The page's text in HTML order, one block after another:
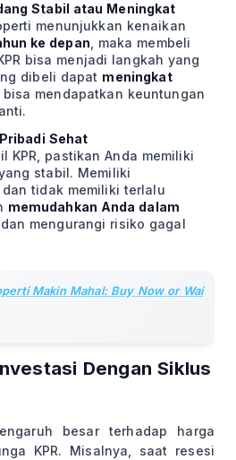
Stabil atau Meningkat
menunjukkan kenaikan
ke depan , maka membeli
bisa menjadi langkah yang
dibeli dapat meningkat
bisa mendapatkan keuntungan
Sehat
KPR, pastikan Anda memiliki
stabil. Memiliki
dan tidak memiliki terlalu
memudahkan Anda dalam
dan mengurangi risiko gagal
Makin Mahal: Buy Now or Wai
Dengan Siklus
besar terhadap harga
KPR. Misalnya, saat resesi